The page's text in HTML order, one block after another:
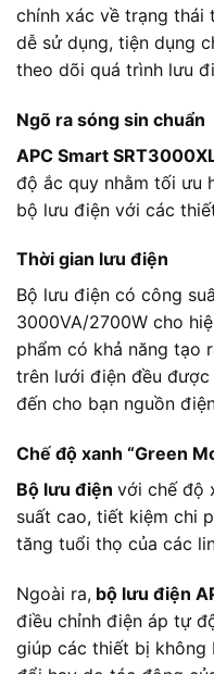
chính xác về trạng thái
dễ sử dụng, tiện dụng
theo dõi quá trình lưu
Ngõ ra sóng sin chuẩn
APC Smart
độ ắc quy nhằm tối ưu
bộ lưu điện với các
Thời gian lưu điện
Bộ lưu điện có công
3000VA/2700W cho
phẩm có khả năng tạo
trên lưới điện đều
đến cho bạn nguồn
Chế độ xanh “Green
Bộ lưu điện với chế độ
suất cao, tiết kiệm chi
tăng tuổi thọ của các
Ngoài ra, bộ lưu điện
điều chỉnh điện áp tự
giúp các thiết bị không